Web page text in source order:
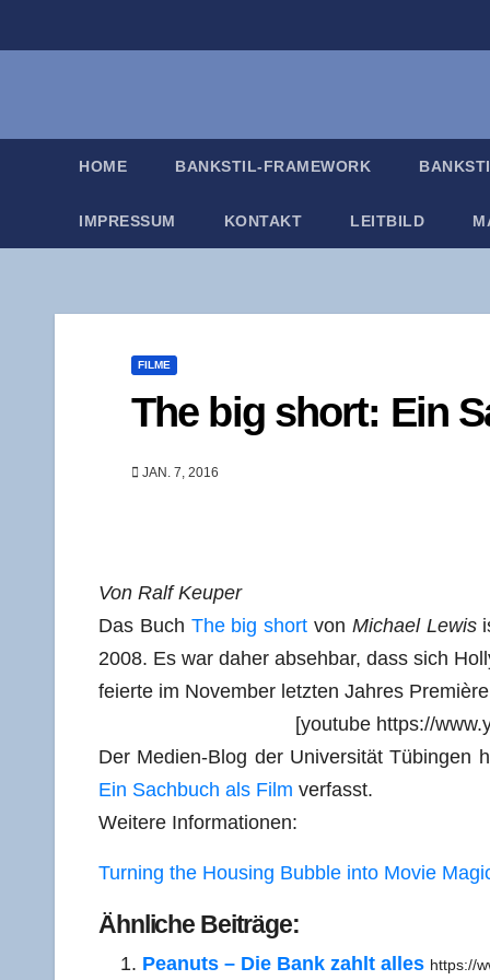
Inhalt
HOME BANK­STIL-FRAME­WORK
IMPRES­SUM KON­TAKT LEIT­BILD
FILME
The big short: Ein
JAN. 7, 2016
Von Ralf Keuper
Das Buch The big short von Micha­el Lewis
2008. Es war daher abseh­bar, dass sich
fei­er­te im Novem­ber letz­ten Jah­res
[you­tube https://
Der Medi­en-Blog der Uni­ver­si­tät
Ein Sach­buch als Film verfasst.
Wei­te­re Informationen:
Tur­ning the Housing Bubble into Movie
Ähn­li­che Beiträge:
Pea­nuts – Die Bank zahlt alles https://